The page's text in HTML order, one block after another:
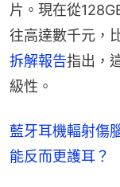
片。現在從
往高達數千元，
拆解報告指出，
級性。
藍牙耳機輻射傷
能反而更護耳？